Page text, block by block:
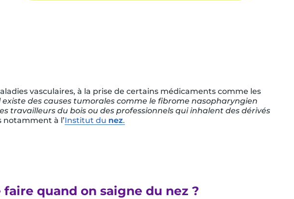
vasculaires, à la prise de certains médicaments comme les
existe des causes tumorales comme le fibrome nasopharyngien
travailleurs du bois ou des professionnels qui inhalent des dérivés
notamment à l’Institut du nez.
faire quand on saigne du nez ?